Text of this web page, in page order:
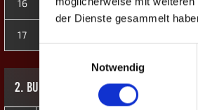
der Dienste gesammelt
Einwilligungsauswahl
Notwendig
16 Stella K. 0
17
2. BUNDESLIGA SAISON XIII: HERBST 2026